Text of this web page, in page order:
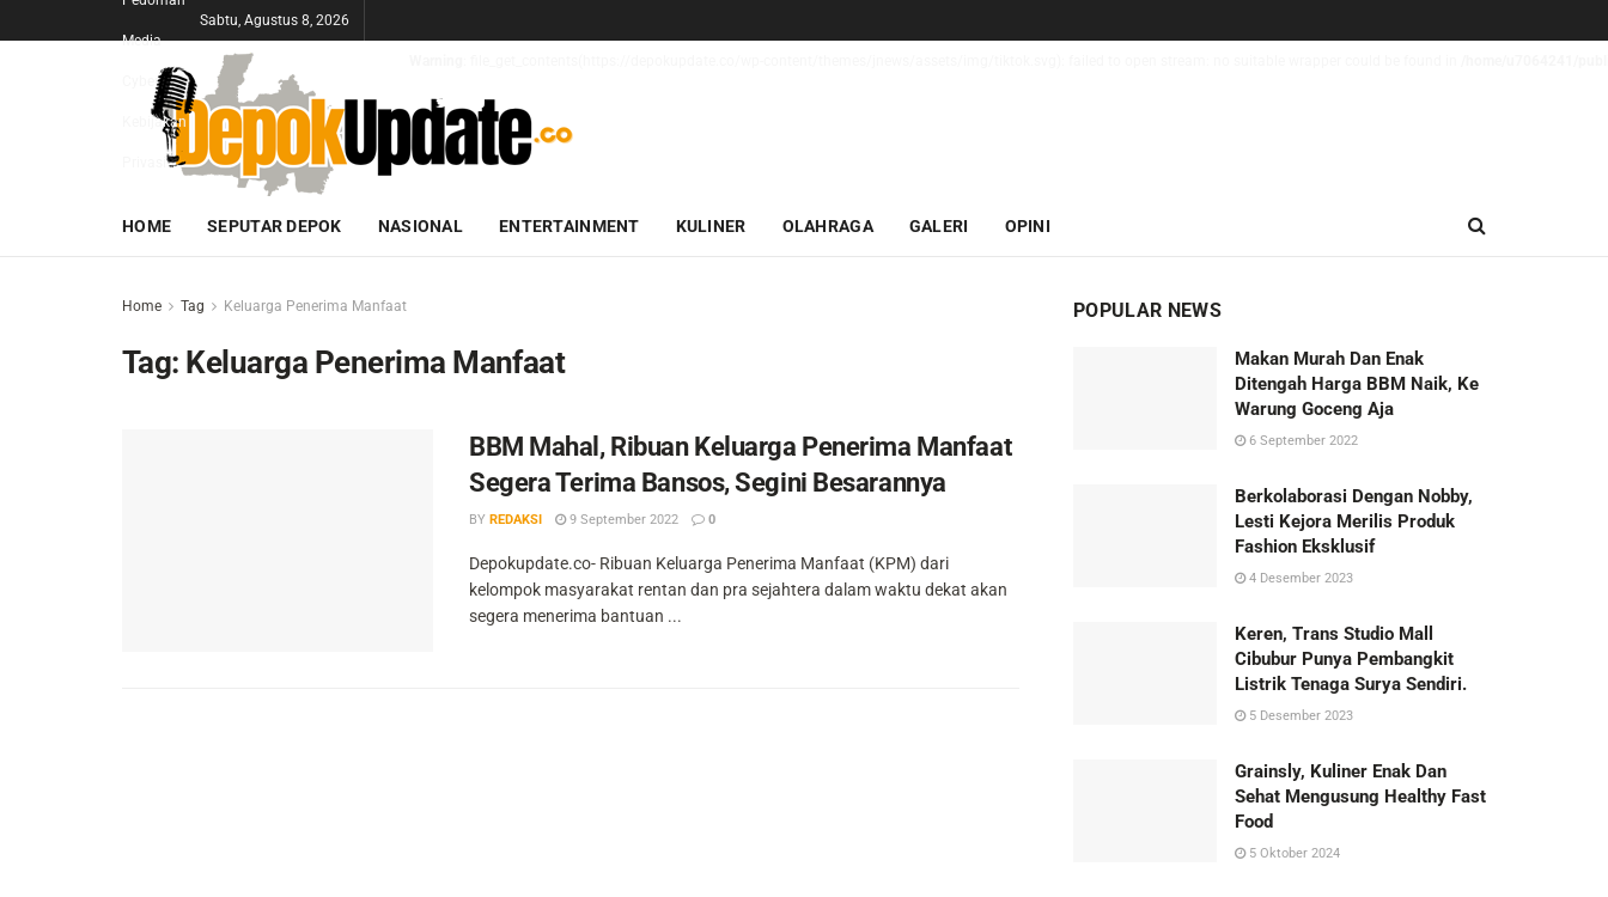
Media
Cyber
Kebijakan
Sabtu, Agustus 8, 2026
HOME SEPUTAR DEPOK NASIONAL ENTERTAINMENT KULINER OLAHRAGA GALERI OPINI
Home Tag Keluarga Penerima Manfaat
Tag: Keluarga Penerima Manfaat
BBM Mahal, Ribuan Keluarga Penerima Manfaat
Segera Terima Bansos, Segini Besarannya
BY REDAKSI 9 September 2022 0
Depokupdate.co- Ribuan Keluarga Penerima Manfaat (KPM) dari
kelompok masyarakat rentan dan pra sejahtera dalam waktu dekat akan
segera menerima bantuan ...
POPULAR NEWS
Makan Murah Dan Enak
Ditengah Harga BBM Naik, Ke
Warung Goceng Aja
6 September 2022
Berkolaborasi Dengan Nobby,
Lesti Kejora Merilis Produk
Fashion Eksklusif
4 Desember 2023
Keren, Trans Studio Mall
Cibubur Punya Pembangkit
Listrik Tenaga Surya Sendiri.
5 Desember 2023
Grainsly, Kuliner Enak Dan
Sehat Mengusung Healthy Fast
Food
5 Oktober 2024